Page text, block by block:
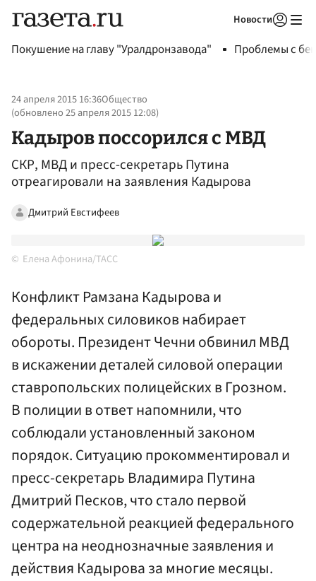
Новости
Покушение на главу "Уралдронзавода" Проблемы с
24 апреля 2015 16:36Общество
(обновлено25 апреля 2015 12:08)
Кадыров поссорился с МВД
СКР, МВД и пресс-секретарь Путина
отреагировали на заявления Кадырова
Дмитрий Евстифеев
Елена Афонина/ТАСС
Конфликт Рамзана Кадырова и
федеральных силовиков набирает
обороты. Президент Чечни обвинил МВД
в искажении деталей силовой операции
ставропольских полицейских в Грозном.
В полиции в ответ напомнили, что
соблюдали установленный законом
порядок. Ситуацию прокомментировал и
пресс-секретарь Владимира Путина
Дмитрий Песков, что стало первой
содержательной реакцией федерального
центра на неоднозначные заявления и
действия Кадырова за многие месяцы.